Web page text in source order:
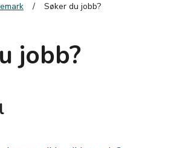
Søker du jobb?
jobb?